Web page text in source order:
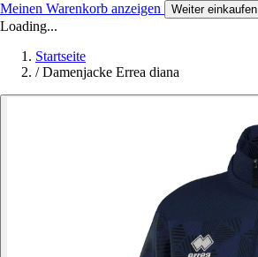
Meinen Warenkorb anzeigen Weiter einkaufen
Loading...
Startseite
/ Damenjacke Errea diana